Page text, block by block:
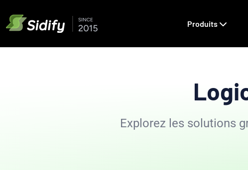
Produits
Explorez les solutions